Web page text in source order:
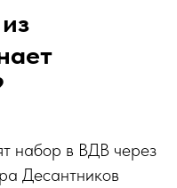
набор в ВДВ через
Десантников